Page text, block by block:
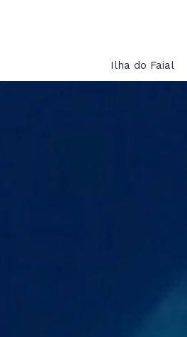
Ilha do Faial